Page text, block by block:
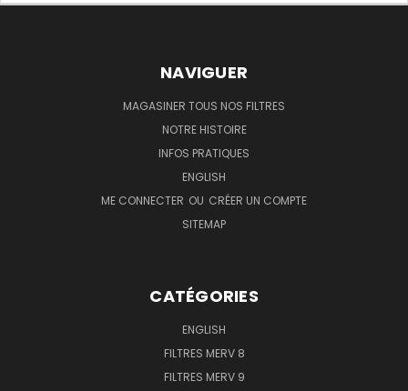
NAVIGUER
MAGASINER TOUS NOS FILTRES
NOTRE HISTOIRE
INFOS PRATIQUES
ENGLISH
ME CONNECTER OU CRÉER UN COMPTE
SITEMAP
CATÉGORIES
ENGLISH
FILTRES MERV 8
FILTRES MERV 9